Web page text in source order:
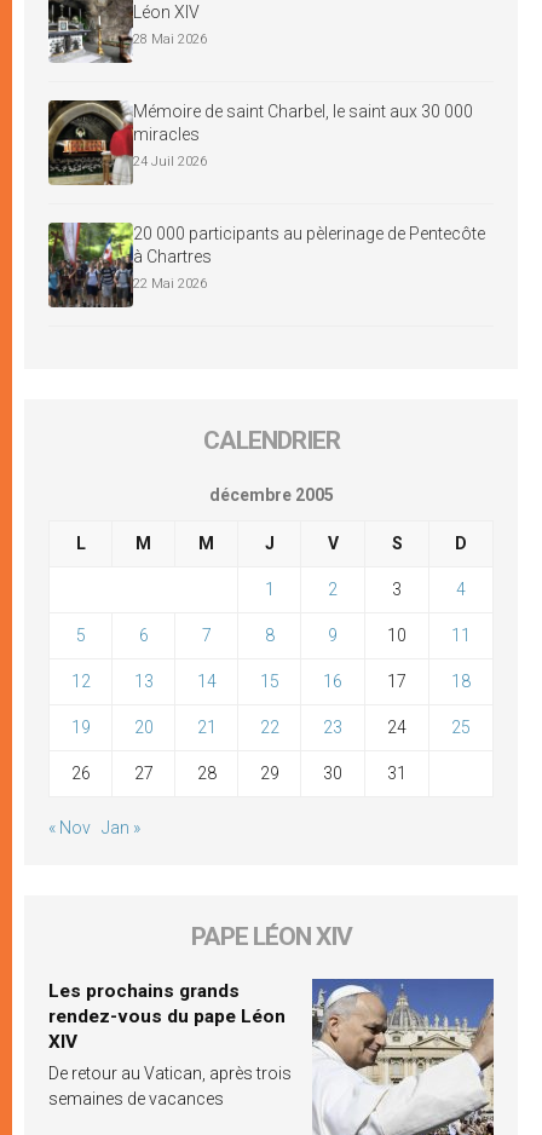
Léon XIV
28 Mai 2026
Mémoire de saint Charbel, le saint aux 30 000
miracles
24 Juil 2026
20 000 participants au pèlerinage de Pentecôte
à Chartres
22 Mai 2026
CALENDRIER
décembre 2005
L M M J V S D
1 2 3 4
5 6 7 8 9 10 11
12 13 14 15 16 17 18
19 20 21 22 23 24 25
26 27 28 29 30 31
« Nov Jan »
PAPE LÉON XIV
Les prochains grands
rendez-vous du pape Léon
XIV
De retour au Vatican, après trois
semaines de vacances